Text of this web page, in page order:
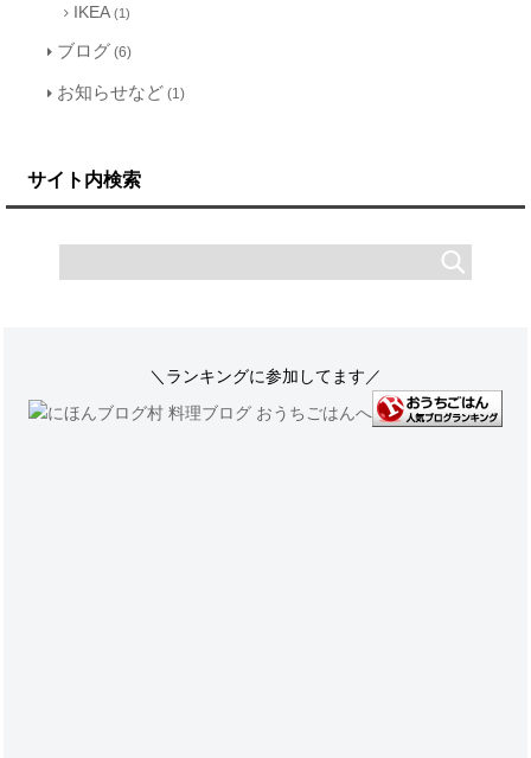
IKEA (1)
ブログ (6)
お知らせなど (1)
サイト内検索
＼ランキングに参加してます／